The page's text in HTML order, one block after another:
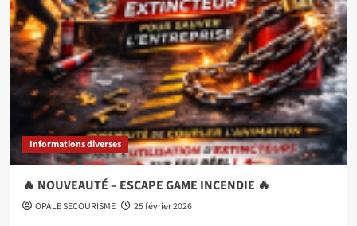
Informations diverses
🔥 NOUVEAUTÉ – ESCAPE GAME INCENDIE 🔥
OPALE SECOURISME 25 février 2026